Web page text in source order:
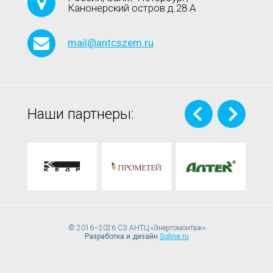
Канонерский остров д.28 А
mail@antcszem.ru
Наши партнеры:
© 2016–2026 СЗ АНТЦ «Энергомонтаж»
Разработка и дизайн Soline.ru